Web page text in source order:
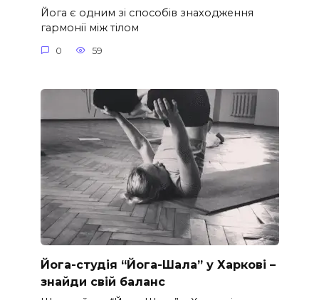
Йога є одним зі способів знаходження
гармонії між тілом
0 59
Йога-студія “Йога-Шала” у Харкові –
знайди свій баланс